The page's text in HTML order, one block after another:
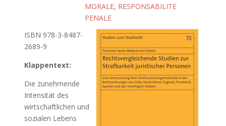
MORALE, RESPONSABILITE
PENALE
ISBN 978-3-8487-
2689-9
Klappentext:
Die zunehmende
Intensität des
wirtschaftlichen und
sozialen Lebens